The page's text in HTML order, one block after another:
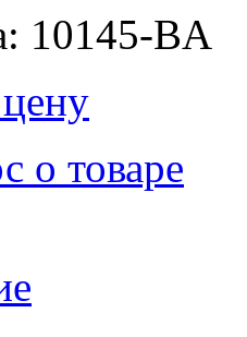
10145-BA
о товаре